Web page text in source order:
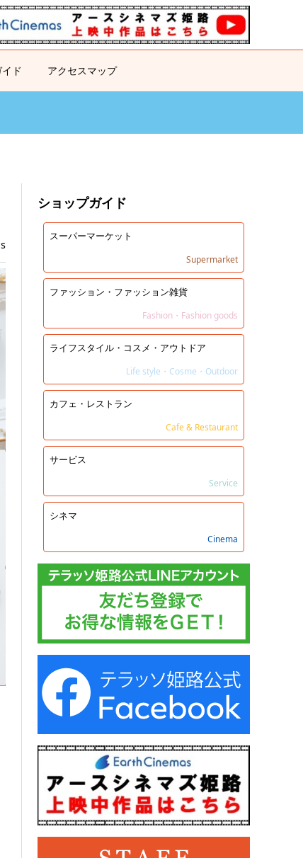
ド アクセスマップ
ショップガイド
スーパーマーケット
Supermarket
ファッション・ファッション雑貨
Fashion・Fashion goods
ライフスタイル・コスメ・アウトドア
Life style・Cosme・Outdoor
カフェ・レストラン
Cafe & Restaurant
サービス
Service
シネマ
Cinema